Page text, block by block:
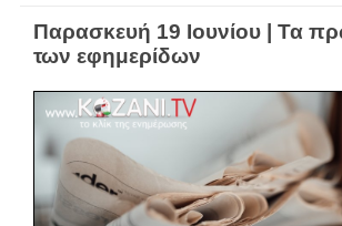
Παρασκευή 19 Ιουνίου | Τα
των εφημερίδων